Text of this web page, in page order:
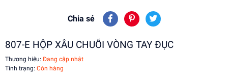
Chia sẻ
807-E HỘP XÂU CHUỖI VÒNG TAY ĐỤC
Thương hiệu: Đang cập nhật
Tình trạng: Còn hàng